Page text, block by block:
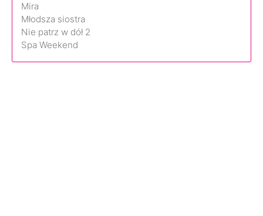
Mira
Młodsza siostra
Nie patrz w dół 2
Spa Weekend